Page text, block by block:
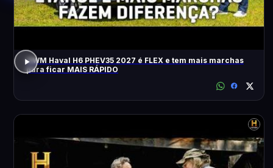
GWM Haval H6 PHEV35 2027 é FLEX e tem mais marchas
para ficar MAIS RÁPIDO